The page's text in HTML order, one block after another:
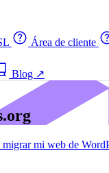
Área de cliente
Blog ↗
mi web de